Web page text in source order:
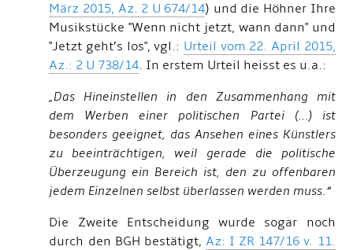
März 2015, Az. 2 U 674/14) und die Höhner Ihre
Musikstücke "Wenn nicht jetzt, wann dann" und
"Jetzt geht’s los", vgl.: Urteil vom 22. April 2015,
Az.: 2 U 738/14. In erstem Urteil heisst es u.a.:
„Das Hineinstellen in den Zusammenhang mit
dem Werben einer politischen Partei (…) ist
besonders geeignet, das Ansehen eines Künstlers
zu beeinträchtigen, weil gerade die politische
Überzeugung ein Bereich ist, den zu offenbaren
jedem Einzelnen selbst überlassen werden muss.“
Die Zweite Entscheidung wurde sogar noch
durch den BGH bestätigt, Az: I ZR 147/16 v. 11.